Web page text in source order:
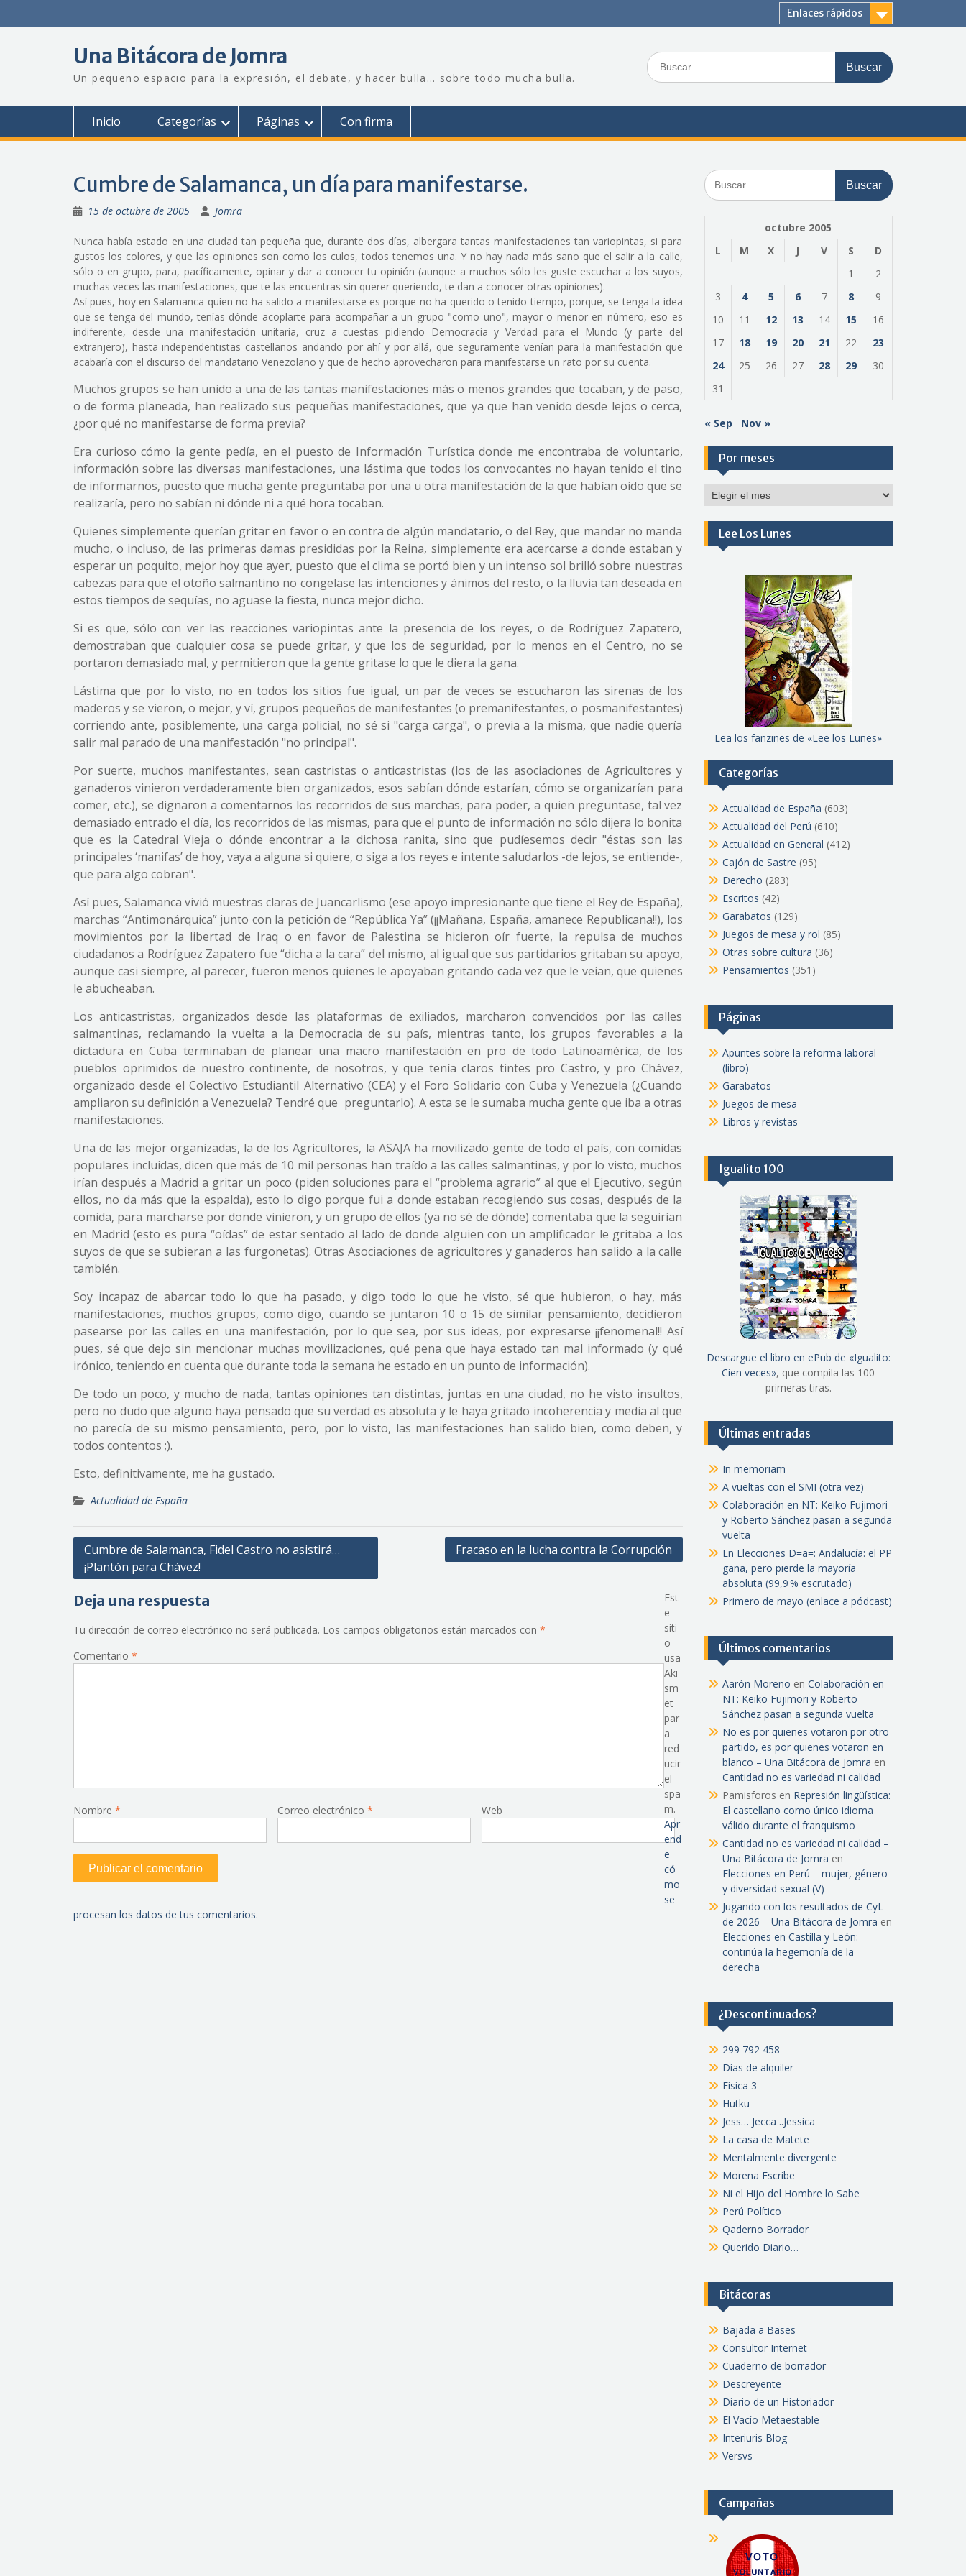
Enlaces rápidos
Una Bitácora de Jomra
Un pequeño espacio para la expresión, el debate, y hacer bulla… sobre todo mucha bulla.
Buscar:
Inicio Categorías Páginas Con firma
Cumbre de Salamanca, un día para manifestarse.
15 de octubre de 2005 Jomra
Nunca había estado en una ciudad tan pequeña que, durante dos días, albergara tantas manifestaciones tan variopintas, si para
gustos los colores, y que las opiniones son como los culos, todos tenemos una. Y no hay nada más sano que el salir a la calle,
sólo o en grupo, para, pacíficamente, opinar y dar a conocer tu opinión (aunque a muchos sólo les guste escuchar a los suyos,
muchas veces las manifestaciones, que te las encuentras sin querer queriendo, te dan a conocer otras opiniones).
Así pues, hoy en Salamanca quien no ha salido a manifestarse es porque no ha querido o tenido tiempo, porque, se tenga la idea
que se tenga del mundo, tenías dónde acoplarte para acompañar a un grupo "como uno", mayor o menor en número, eso es
indiferente, desde una manifestación unitaria, cruz a cuestas pidiendo Democracia y Verdad para el Mundo (y parte del
extranjero), hasta independentistas castellanos andando por ahí y por allá, que seguramente venían para la manifestación que
acabaría con el discurso del mandatario Venezolano y que de hecho aprovecharon para manifestarse un rato por su cuenta.
Muchos grupos se han unido a una de las tantas manifestaciones más o menos grandes que tocaban, y de paso,
o de forma planeada, han realizado sus pequeñas manifestaciones, que ya que han venido desde lejos o cerca,
¿por qué no manifestarse de forma previa?
Era curioso cómo la gente pedía, en el puesto de Información Turística donde me encontraba de voluntario,
información sobre las diversas manifestaciones, una lástima que todos los convocantes no hayan tenido el tino
de informarnos, puesto que mucha gente preguntaba por una u otra manifestación de la que habían oído que se
realizaría, pero no sabían ni dónde ni a qué hora tocaban.
Quienes simplemente querían gritar en favor o en contra de algún mandatario, o del Rey, que mandar no manda
mucho, o incluso, de las primeras damas presididas por la Reina, simplemente era acercarse a donde estaban y
esperar un poquito, mejor hoy que ayer, puesto que el clima se portó bien y un intenso sol brilló sobre nuestras
cabezas para que el otoño salmantino no congelase las intenciones y ánimos del resto, o la lluvia tan deseada en
estos tiempos de sequías, no aguase la fiesta, nunca mejor dicho.
Si es que, sólo con ver las reacciones variopintas ante la presencia de los reyes, o de Rodríguez Zapatero,
demostraban que cualquier cosa se puede gritar, y que los de seguridad, por lo menos en el Centro, no se
portaron demasiado mal, y permitieron que la gente gritase lo que le diera la gana.
Lástima que por lo visto, no en todos los sitios fue igual, un par de veces se escucharon las sirenas de los
maderos y se vieron, o mejor, y ví, grupos pequeños de manifestantes (o premanifestantes, o posmanifestantes)
corriendo ante, posiblemente, una carga policial, no sé si "carga carga", o previa a la misma, que nadie quería
salir mal parado de una manifestación "no principal".
Por suerte, muchos manifestantes, sean castristas o anticastristas (los de las asociaciones de Agricultores y
ganaderos vinieron verdaderamente bien organizados, esos sabían dónde estarían, cómo se organizarían para
comer, etc.), se dignaron a comentarnos los recorridos de sus marchas, para poder, a quien preguntase, tal vez
demasiado entrado el día, los recorridos de las mismas, para que el punto de información no sólo dijera lo bonita
que es la Catedral Vieja o dónde encontrar a la dichosa ranita, sino que pudíesemos decir "éstas son las
principales ‘manifas’ de hoy, vaya a alguna si quiere, o siga a los reyes e intente saludarlos -de lejos, se entiende-,
que para algo cobran".
Así pues, Salamanca vivió muestras claras de Juancarlismo (ese apoyo impresionante que tiene el Rey de España),
marchas “Antimonárquica” junto con la petición de “República Ya” (¡¡Mañana, España, amanece Republicana!!), los
movimientos por la libertad de Iraq o en favor de Palestina se hicieron oír fuerte, la repulsa de muchos
ciudadanos a Rodríguez Zapatero fue “dicha a la cara” del mismo, al igual que sus partidarios gritaban su apoyo,
aunque casi siempre, al parecer, fueron menos quienes le apoyaban gritando cada vez que le veían, que quienes
le abucheaban.
Los anticastristas, organizados desde las plataformas de exiliados, marcharon convencidos por las calles
salmantinas, reclamando la vuelta a la Democracia de su país, mientras tanto, los grupos favorables a la
dictadura en Cuba terminaban de planear una macro manifestación en pro de todo Latinoamérica, de los
pueblos oprimidos de nuestro continente, de nosotros, y que tenía claros tintes pro Castro, y pro Chávez,
organizado desde el Colectivo Estudiantil Alternativo (CEA) y el Foro Solidario con Cuba y Venezuela (¿Cuando
ampliaron su definición a Venezuela? Tendré que preguntarlo). A esta se le sumaba mucha gente que iba a otras
manifestaciones.
Una de las mejor organizadas, la de los Agricultores, la ASAJA ha movilizado gente de todo el país, con comidas
populares incluidas, dicen que más de 10 mil personas han traído a las calles salmantinas, y por lo visto, muchos
irían después a Madrid a gritar un poco (piden soluciones para el “problema agrario” al que el Ejecutivo, según
ellos, no da más que la espalda), esto lo digo porque fui a donde estaban recogiendo sus cosas, después de la
comida, para marcharse por donde vinieron, y un grupo de ellos (ya no sé de dónde) comentaba que la seguirían
en Madrid (esto es pura “oídas” de estar sentado al lado de donde alguien con un amplificador le gritaba a los
suyos de que se subieran a las furgonetas). Otras Asociaciones de agricultores y ganaderos han salido a la calle
también.
Soy incapaz de abarcar todo lo que ha pasado, y digo todo lo que he visto, sé que hubieron, o hay, más
manifestaciones, muchos grupos, como digo, cuando se juntaron 10 o 15 de similar pensamiento, decidieron
pasearse por las calles en una manifestación, por lo que sea, por sus ideas, por expresarse ¡¡fenomenal!! Así
pues, sé que dejo sin mencionar muchas movilizaciones, qué pena que haya estado tan mal informado (y qué
irónico, teniendo en cuenta que durante toda la semana he estado en un punto de información).
De todo un poco, y mucho de nada, tantas opiniones tan distintas, juntas en una ciudad, no he visto insultos,
pero no dudo que alguno haya pensado que su verdad es absoluta y le haya gritado incoherencia y media al que
no parecía de su mismo pensamiento, pero, por lo visto, las manifestaciones han salido bien, como deben, y
todos contentos ;).
Esto, definitivamente, me ha gustado.
Actualidad de España
Navegación
de
entradas
Cumbre de Salamanca, Fidel Castro no asistirá…
¡Plantón para Chávez!
Fracaso en la lucha contra la Corrupción
Deja una respuesta
Tu dirección de correo electrónico no será publicada. Los campos obligatorios están marcados con *
Comentario *
Nombre * Correo electrónico * Web
Est
e
siti
o
usa
Aki
sm
et
par
a
red
ucir
el
spa
m.
Apr
end
e
có
mo
se
procesan los datos de tus comentarios.
Buscar:
octubre 2005
L
M X J V S
D
1
2
3
4 5 6 7 8
9
10
11 12 13 14 15
16
17
18 19 20 21 22
23
24
25 26 27 28 29
30
31
« Sep Nov »
Por meses
Por
Lee Los Lunes
Lea los fanzines de «Lee los Lunes»
Categorías
Actualidad de España (603)
Actualidad del Perú (610)
Actualidad en General (412)
Cajón de Sastre (95)
Derecho (283)
Escritos (42)
Garabatos (129)
Juegos de mesa y rol (85)
Otras sobre cultura (36)
Pensamientos (351)
Páginas
Apuntes sobre la reforma laboral
(libro)
Garabatos
Juegos de mesa
Libros y revistas
Igualito 100
Descargue el libro en ePub de «Igualito:
Cien veces», que compila las 100
primeras tiras.
Últimas entradas
In memoriam
A vueltas con el SMI (otra vez)
Colaboración en NT: Keiko Fujimori
y Roberto Sánchez pasan a segunda
vuelta
En Elecciones D=a=: Andalucía: el PP
gana, pero pierde la mayoría
absoluta (99,9 % escrutado)
Primero de mayo (enlace a pódcast)
Últimos comentarios
Aarón Moreno en Colaboración en
NT: Keiko Fujimori y Roberto
Sánchez pasan a segunda vuelta
No es por quienes votaron por otro
partido, es por quienes votaron en
blanco – Una Bitácora de Jomra en
Cantidad no es variedad ni calidad
Pamisforos en Represión lingüística:
El castellano como único idioma
válido durante el franquismo
Cantidad no es variedad ni calidad –
Una Bitácora de Jomra en
Elecciones en Perú – mujer, género
y diversidad sexual (V)
Jugando con los resultados de CyL
de 2026 – Una Bitácora de Jomra en
Elecciones en Castilla y León:
continúa la hegemonía de la
derecha
¿Descontinuados?
299 792 458
Días de alquiler
Física 3
Hutku
Jess… Jecca ..Jessica
La casa de Matete
Mentalmente divergente
Morena Escribe
Ni el Hijo del Hombre lo Sabe
Perú Político
Qaderno Borrador
Querido Diario…
Bitácoras
Bajada a Bases
Consultor Internet
Cuaderno de borrador
Descreyente
Diario de un Historiador
El Vacío Metaestable
Interiuris Blog
Versvs
Campañas